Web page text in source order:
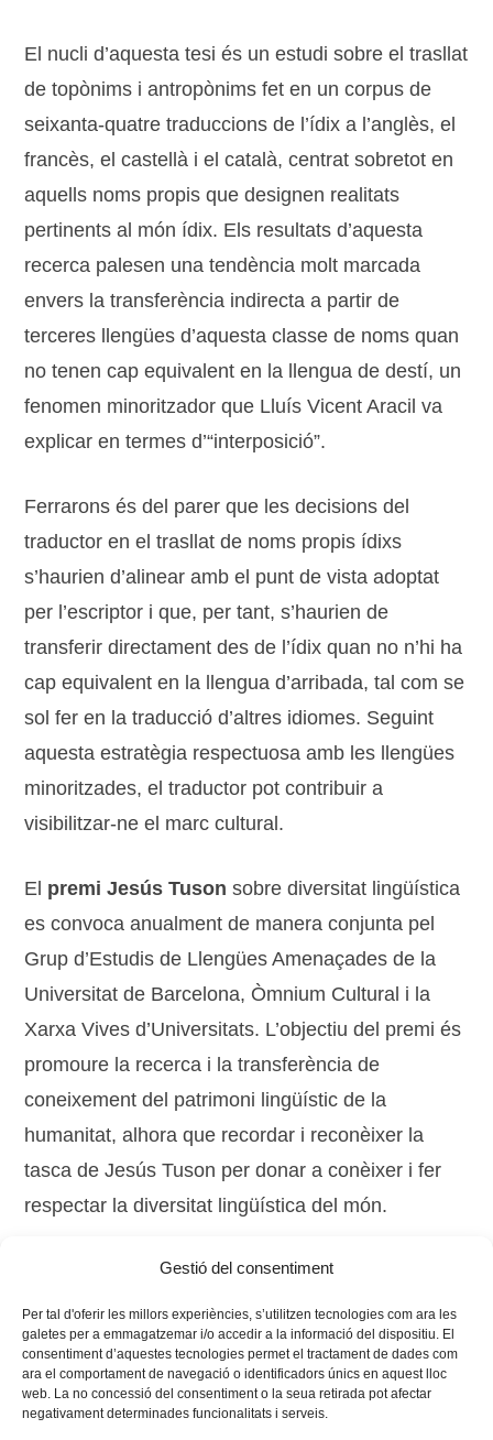
Gestió del consentiment
Per tal d'oferir les millors experiències, s’utilitzen tecnologies com ara les
galetes per a emmagatzemar i/o accedir a la informació del dispositiu. El
consentiment d’aquestes tecnologies permet el tractament de dades com
ara el comportament de navegació o identificadors únics en aquest lloc
web. La no concessió del consentiment o la seua retirada pot afectar
negativament determinades funcionalitats i serveis.
El nucli d’aquesta tesi és un estudi sobre el trasllat
de topònims i antropònims fet en un corpus de
seixanta-quatre traduccions de l’ídix a l’anglès, el
francès, el castellà i el català, centrat sobretot en
aquells noms propis que designen realitats
pertinents al món ídix. Els resultats d’aquesta
recerca palesen una tendència molt marcada
envers la transferència indirecta a partir de
terceres llengües d’aquesta classe de noms quan
no tenen cap equivalent en la llengua de destí, un
fenomen minoritzador que Lluís Vicent Aracil va
explicar en termes d’“interposició”.
Ferrarons és del parer que les decisions del
traductor en el trasllat de noms propis ídixs
s’haurien d’alinear amb el punt de vista adoptat
per l’escriptor i que, per tant, s’haurien de
transferir directament des de l’ídix quan no n’hi ha
cap equivalent en la llengua d’arribada, tal com se
sol fer en la traducció d’altres idiomes. Seguint
aquesta estratègia respectuosa amb les llengües
minoritzades, el traductor pot contribuir a
visibilitzar-ne el marc cultural.
El premi Jesús Tuson sobre diversitat lingüística
es convoca anualment de manera conjunta pel
Grup d’Estudis de Llengües Amenaçades de la
Universitat de Barcelona, Òmnium Cultural i la
Xarxa Vives d’Universitats. L’objectiu del premi és
promoure la recerca i la transferència de
coneixement del patrimoni lingüístic de la
humanitat, alhora que recordar i reconèixer la
tasca de Jesús Tuson per donar a conèixer i fer
respectar la diversitat lingüística del món.
premi,regió Vives,universitat